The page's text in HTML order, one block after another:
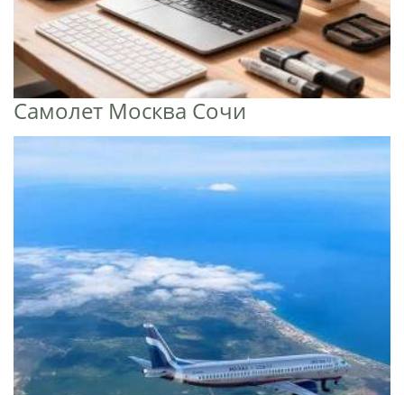
Самолет Москва Сочи